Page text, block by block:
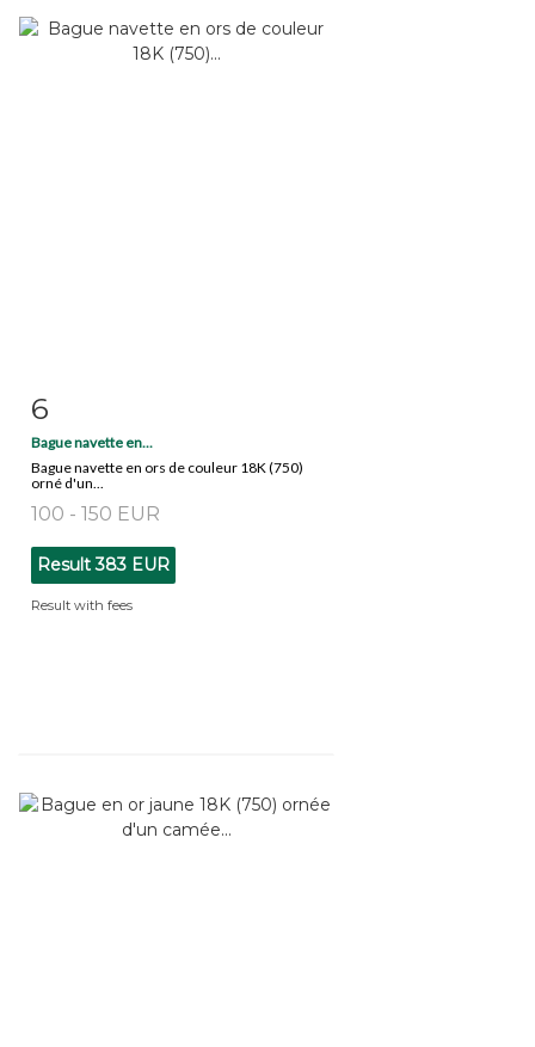
6
Bague navette en...
Bague navette en ors de couleur 18K (750)
orné d'un...
100 - 150 EUR
Result383 EUR
Result with fees